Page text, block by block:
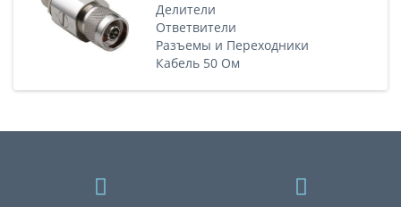
Делители
Ответвители
Разъемы и Переходники
Кабель 50 Ом